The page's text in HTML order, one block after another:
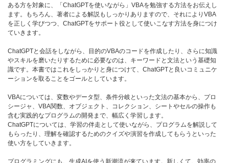
ある方を対象に、「ChatGPTを使いながら」VBAを勉強する方法をお伝えし
ます。もちろん、著者による解説もしっかりありますので、それによりVBA
を正しく学びつつ、ChatGPTをサポート役として使いこなす方法を身につけ
ていきます。
ChatGPTと会話をしながら、目的のVBAのコードを作成したり、さらに知識
やスキルを磨いたりするために必要なのは、キーワードと文法という基礎知
識です。本書ではこれをしっかりと身につけて、ChatGPTと良いコミュニケ
ーションを取ることをゴールとしています。
VBAについては、変数やデータ型、条件分岐といった文法の基本から、プロ
シージャ、VBA関数、オブジェクト、コレクション、シートやセルの操作も
含む実践的なプログラムの開発まで、幅広く学習します。
ChatGPTについては、学習の伴走として使いながら、プログラムを解説して
もらったり、理解を確認するためのクイズや演習を作成してもらうといった
使い方をしていきます。
プログラミングにも、生成AIを使う新潮流が来ています。新しくて、効率の